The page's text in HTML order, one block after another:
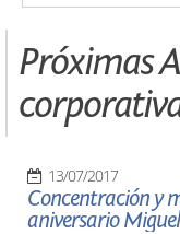
Próximas
13/07/2017
Concentración y
aniversario